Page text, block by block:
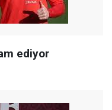
ediyor